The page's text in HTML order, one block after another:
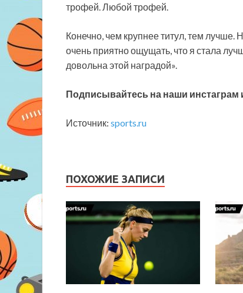
трофей. Любой трофей.
Конечно, чем крупнее титул, тем лучше.
очень приятно ощущать, что я стала
довольна этой наградой».
Подписывайтесь на наши инстаграм
Источник: sports.ru
ПОХОЖИЕ ЗАПИСИ